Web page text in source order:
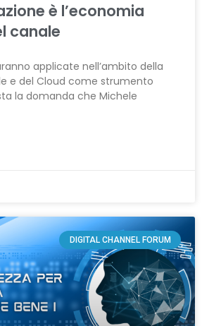
è l’economia
canale
applicate nell’ambito della
e del Cloud come strumento
la domanda che Michele
DIGITAL CHANNEL FORUM